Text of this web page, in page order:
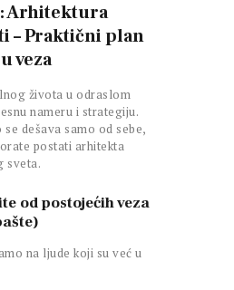
Arhitektura
– Praktični plan
veza
života u odraslom
nameru i strategiju.
dešava samo od sebe,
postati arhitekta
sveta.
od postojećih veza
na ljude koji su već u